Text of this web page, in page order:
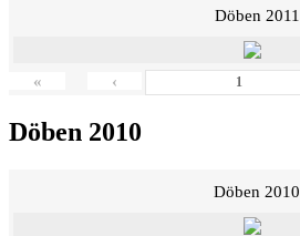
Döben 2011
« ‹
Döben 2010
Döben 2010